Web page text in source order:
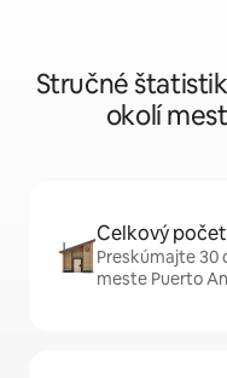
Stručné
okolí
Celkový
Preskúmajte 30
meste Puerto